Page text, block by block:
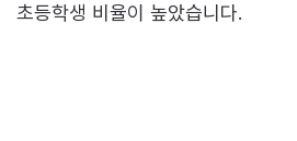
초등학생 비율이 높았습니다.